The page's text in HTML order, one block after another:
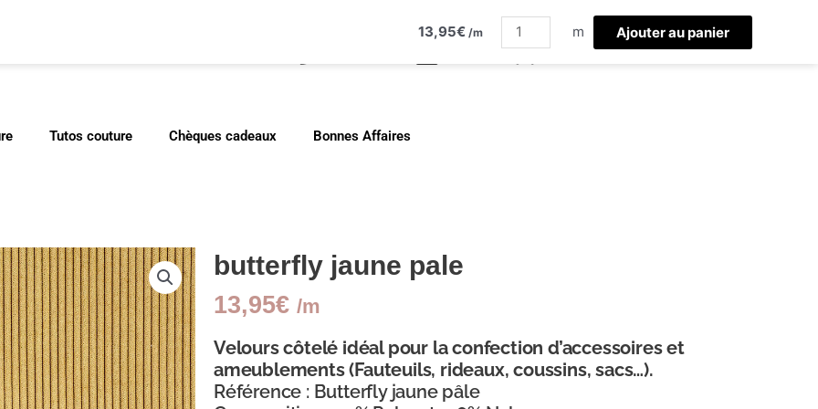
Tutos couture Chèques cadeaux Bonnes Affaires
butterfly jaune pale
13,95€ /m
Velours côtelé idéal pour la confection d’accessoires et
ameublements (Fauteuils, rideaux, coussins, sacs…).
Référence : Butterfly jaune pâle
13,95€ /m
butterfly
m Ajouter au panier